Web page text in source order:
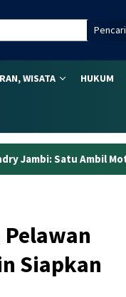
WISATA HUKUM
Dua Kawal dari
Siapkan